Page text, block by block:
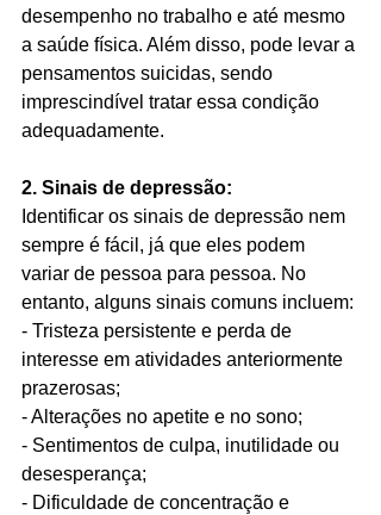
desempenho no trabalho e até mesmo
a saúde física. Além disso, pode levar a
pensamentos suicidas, sendo
imprescindível tratar essa condição
adequadamente.
2. Sinais de depressão:
Identificar os sinais de depressão nem
sempre é fácil, já que eles podem
variar de pessoa para pessoa. No
entanto, alguns sinais comuns incluem:
- Tristeza persistente e perda de
interesse em atividades anteriormente
prazerosas;
- Alterações no apetite e no sono;
- Sentimentos de culpa, inutilidade ou
desesperança;
- Dificuldade de concentração e